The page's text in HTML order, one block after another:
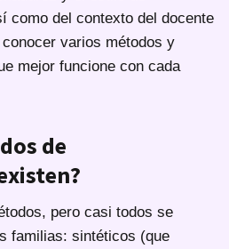
como del contexto del docente
varios métodos y
mejor funcione con cada
de
pero casi todos se
familias: sintéticos (que